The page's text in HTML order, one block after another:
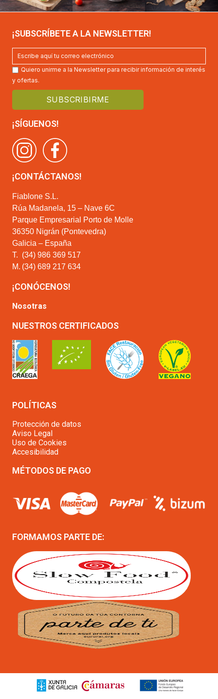
¡SUBSCRÍBETE A LA NEWSLETTER!
Quiero unirme a la Newsletter para recibir información de interés
y ofertas.
¡SÍGUENOS!
¡CONTÁCTANOS!
Fiablone S.L.
Rúa Madanela, 15 – Nave 6C
Parque Empresarial Porto de Molle
36350 Nigrán (Pontevedra)
Galicia – España
T. (34) 986 369 517
M. (34) 689 217 634
¡CONÓCENOS!
Nosotras
NUESTROS CERTIFICADOS
POLÍTICAS
Protección de datos
Aviso Legal
Uso de Cookies
Accesibilidad
MÉTODOS DE PAGO
FORMAMOS PARTE DE: